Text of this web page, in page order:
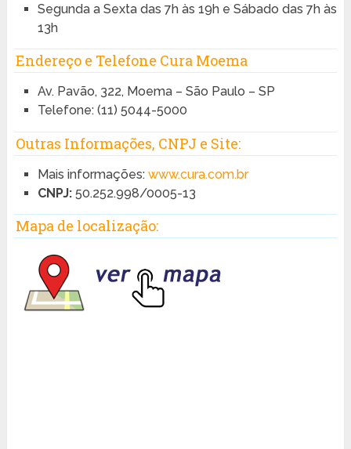
Segunda a Sexta das 7h às 19h e Sábado das 7h às
13h
Endereço e Telefone Cura Moema
Av. Pavão, 322, Moema – São Paulo – SP
Telefone: (11) 5044-5000
Outras Informações, CNPJ e Site:
Mais informações: www.cura.com.br
CNPJ: 50.252.998/0005-13
Mapa de localização: